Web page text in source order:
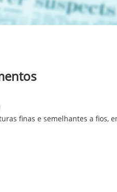
finas e semelhantes a fios,